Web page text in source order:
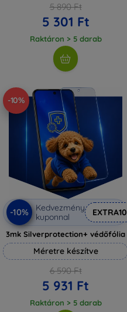
5 890 Ft
5 301 Ft
Raktáron > 5 darab
-10%
-10%
Kedvezmény
kuponnal
EXTRA10
3mk Silverprotection+ védőfólia
Méretre készítve
6 590 Ft
5 931 Ft
Raktáron > 5 darab